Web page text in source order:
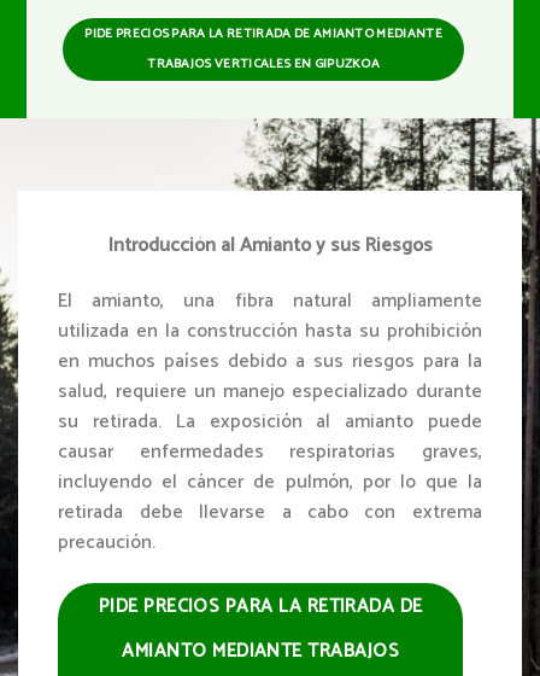
PIDE PRECIOS PARA LA RETIRADA DE AMIANTO MEDIANTE
TRABAJOS VERTICALES EN GIPUZKOA
Introducción al Amianto y sus Riesgos
El amianto, una fibra natural ampliamente
utilizada en la construcción hasta su prohibición
en muchos países debido a sus riesgos para la
salud, requiere un manejo especializado durante
su retirada. La exposición al amianto puede
causar enfermedades respiratorias graves,
incluyendo el cáncer de pulmón, por lo que la
retirada debe llevarse a cabo con extrema
precaución.
PIDE PRECIOS PARA LA RETIRADA DE
AMIANTO MEDIANTE TRABAJOS